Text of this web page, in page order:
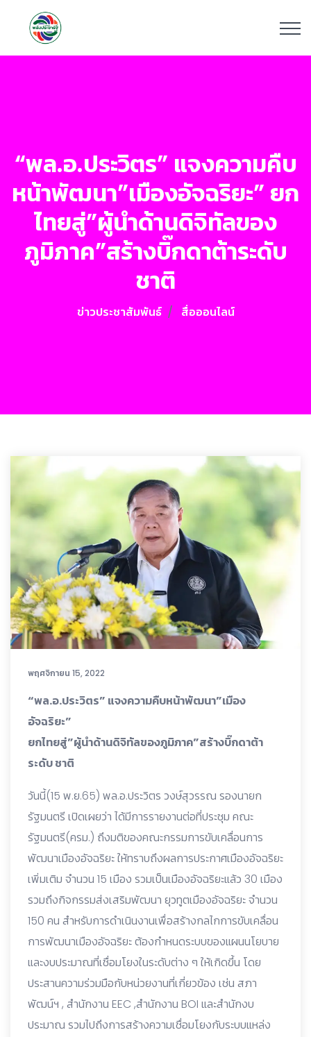
“พล.อ.ประวิตร” แจงความคืบ
หน้าพัฒนา”เมืองอัจฉริยะ” ยก
ไทยสู่”ผู้นำด้านดิจิทัลของ
ภูมิภาค”สร้างบิ๊กดาต้าระดับ
ชาติ
ข่าวประชาสัมพันธ์ สื่อออนไลน์
พฤศจิกายน 15, 2022
“พล.อ.ประวิตร” แจงความคืบหน้าพัฒนา”เมือง
อัจฉริยะ”
ยกไทยสู่”ผู้นำด้านดิจิทัลของภูมิภาค”สร้างบิ๊กดาต้า
ระดับ ชาติ
วันนี้(15 พ.ย.65) พล.อ.ประวิตร วงษ์สุวรรณ รองนายก
รัฐมนตรี เปิดเผยว่า ได้มีการรายงานต่อที่ประชุม คณะ
รัฐมนตรี(ครม.) ถึงมติของคณะกรรมการขับเคลื่อนการ
พัฒนาเมืองอัจฉริยะ ให้ทราบถึงผลการประกาศเมืองอัจฉริยะ
เพิ่มเติม จำนวน 15 เมือง รวมเป็นเมืองอัจฉริยะแล้ว 30 เมือง
รวมถึงกิจกรรมส่งเสริมพัฒนา ยุวทูตเมืองอัจฉริยะ จำนวน
150 คน สำหรับการดำเนินงานเพื่อสร้างกลไกการขับเคลื่อน
การพัฒนาเมืองอัจฉริยะ ต้องกำหนดระบบของแผนนโยบาย
และงบประมาณที่เชื่อมโยงในระดับต่าง ๆ ให้เกิดขึ้น โดย
ประสานความร่วมมือกับหน่วยงานที่เกี่ยวข้อง เช่น สภา
พัฒน์ฯ , สำนักงาน EEC ,สำนักงาน BOI และสำนักงบ
ประมาณ รวมไปถึงการสร้างความเชื่อมโยงกับระบบแหล่ง